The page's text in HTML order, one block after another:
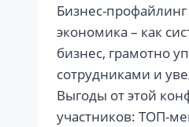
Бизнес-
экономика – как
бизнес, грамотно
сотрудниками и
Выгоды от этой
участников: ТОП-